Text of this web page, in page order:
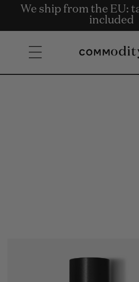
Skip to content
Bezpłatna dostawa przy
o wartości co
We ship from the EU:
included
Get rewards for